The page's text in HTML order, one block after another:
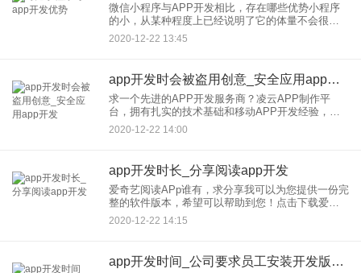
微信小程序与APP开发相比，存在哪些优势小程序
的小，从某种程度上已经说明了它的体量不会很
大，但是可以实现一些功能相对简单、交互相对简
单的服务需求，同时解决了App长期以来多平台适
2020-12-22 13:45
app开发时会被盗用创意_安全应用app开发
求一个先进的APP开发服务商？凌云APP制作平
台，拥有扎实的技术基础和移动APP开发经验，专
注于移动互联网。1、策划能力强，针对客户需求进
行具体分析2、富于创意的设计，注重每个细节，让
2020-12-22 14:00
app开发时长_分享阅读app开发
爱奇艺阅读APp谁有，求分享我可以为您提供一份完
整的软件版本，希望可以帮助到您！点击下载爱奇
艺阅读App1、【新手福利】首次下载注册的新用
户，可享受30天免费阅读特权2、【书圈评论】阅读
2020-12-22 14:15
app开发时间_公司要求员工安装开发版本app